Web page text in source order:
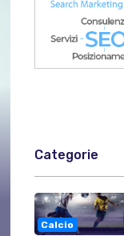
Categorie
Calcio